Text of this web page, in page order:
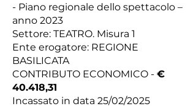
- Piano regionale dello spettacolo –
anno 2023
Settore: TEATRO. Misura 1
Ente erogatore: REGIONE
BASILICATA
CONTRIBUTO ECONOMICO - €
40.418,31
Incassato in data 25/02/2025